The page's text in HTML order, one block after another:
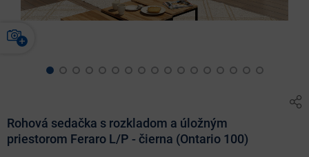
Rohová sedačka s rozkladom a úložným
priestorom Feraro L/P - čierna (Ontario 100)